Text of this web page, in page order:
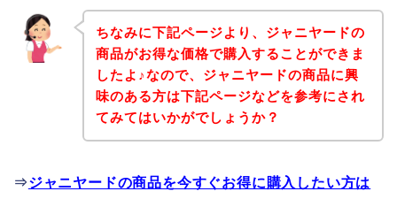
ちなみに下記ページより、ジャニヤードの
商品がお得な価格で購入することができま
したよ♪なので、ジャニヤードの商品に興
味のある方は下記ページなどを参考にされ
てみてはいかがでしょうか？
⇒ジャニヤードの商品を今すぐお得に購入したい方は